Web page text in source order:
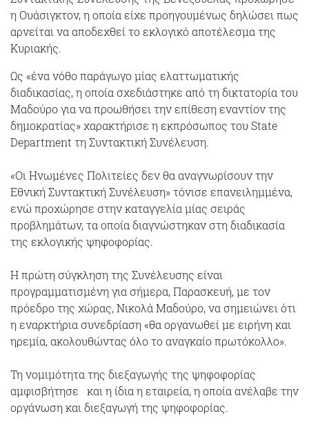
η Ουάσιγκτον, η οποία είχε προηγουμένως δηλώσει πως
αρνείται να αποδεχθεί το εκλογικό αποτέλεσμα της
Κυριακής.
Ως «ένα νόθο παράγωγο μίας ελαττωματικής
διαδικασίας, η οποία σχεδιάστηκε από τη δικτατορία του
Μαδούρο για να προωθήσει την επίθεση εναντίον της
δημοκρατίας» χαρακτήρισε η εκπρόσωπος του State
Department τη Συντακτική Συνέλευση.
«Οι Ηνωμένες Πολιτείες δεν θα αναγνωρίσουν την
Εθνική Συντακτική Συνέλευση» τόνισε επανειλημμένα,
ενώ προχώρησε στην καταγγελία μίας σειράς
προβλημάτων, τα οποία διαγνώστηκαν στη διαδικασία
της εκλογικής ψηφοφορίας.
Η πρώτη σύγκληση της Συνέλευσης είναι
προγραμματισμένη για σήμερα, Παρασκευή, με τον
πρόεδρο της χώρας, Νικολά Μαδούρο, να σημειώνει ότι
η εναρκτήρια συνεδρίαση «θα οργανωθεί με ειρήνη και
ηρεμία, ακολουθώντας όλο το αναγκαίο πρωτόκολλο».
Τη νομιμότητα της διεξαγωγής της ψηφοφορίας
αμφισβήτησε και η ίδια η εταιρεία, η οποία ανέλαβε την
οργάνωση και διεξαγωγή της ψηφοφορίας.